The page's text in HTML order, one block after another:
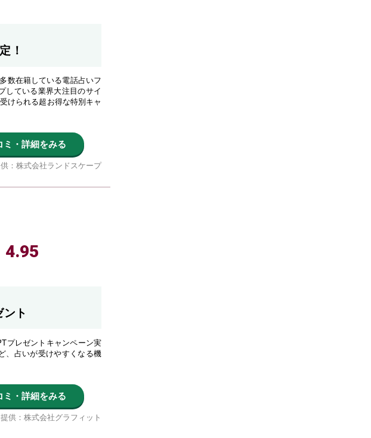
！
数在籍している電話占いフ
している業界大注目のサイ
けられる超お得な特別キャ
ミ・詳細をみる
：株式会社ランドスケープ
4.95
ト
プレゼントキャンペーン実
、占いが受けやすくなる機
ミ・詳細をみる
提供：株式会社グラフィット